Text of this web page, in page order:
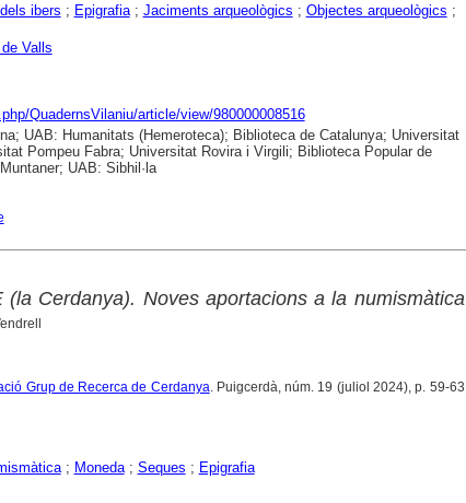
ibers ; Epigrafia; Jaciments arqueològics ; Objectes arqueològics ;
Valls
QuadernsVilaniu/article/view/980000008516
UAB: Humanitats (Hemeroteca); Biblioteca de Catalunya; Universitat
Pompeu Fabra; Universitat Rovira i Virgili; Biblioteca Popular de
UAB: Sibhil·la
Cerdanya). Noves aportacions a la numismàtica
Grup de Recerca de Cerdanya. Puigcerdà, núm. 19 (juliol 2024), p. 59-63
; Moneda; Seques ; Epigrafia